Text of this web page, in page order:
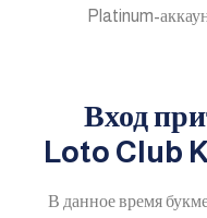
Platinum-
Вход
Loto Club
В данное время